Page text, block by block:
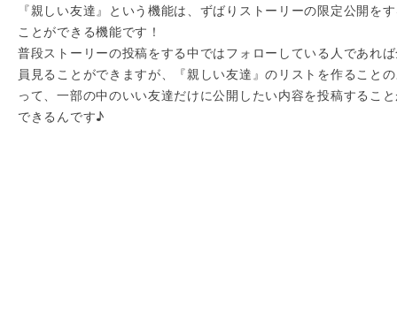
『親しい友達』という機能は、ずばりストーリーの限定公開を
ことができる機能です！
普段ストーリーの投稿をする中ではフォローしている人であれ
員見ることができますが、『親しい友達』のリストを作ること
って、一部の中のいい友達だけに公開したい内容を投稿するこ
できるんです♪